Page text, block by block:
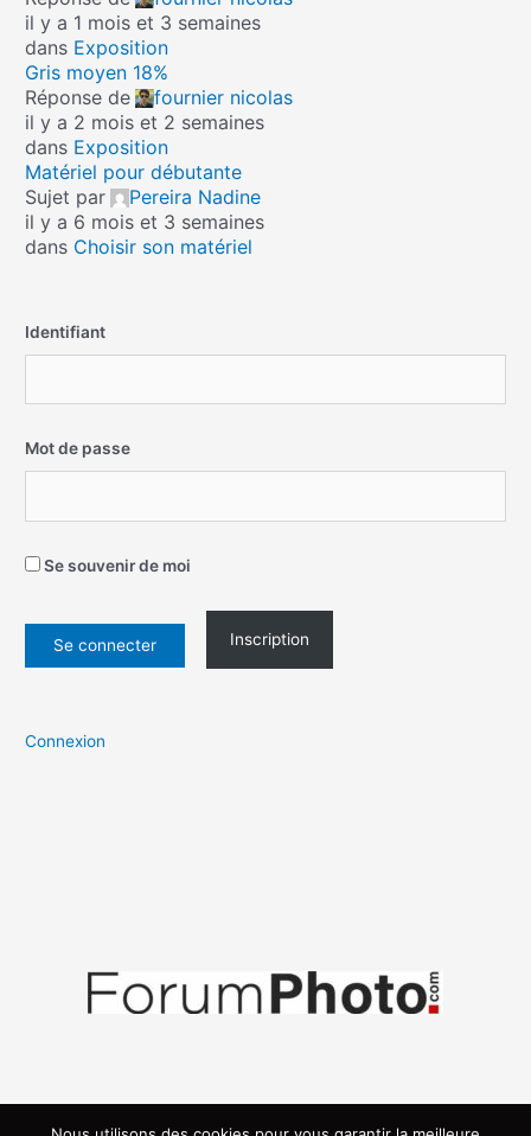
il y a 1 mois et 3 semaines
dans Exposition
Gris moyen 18%
Réponse de
fournier nicolas
il y a 2 mois et 2 semaines
dans Exposition
Matériel pour débutante
Sujet par
Pereira Nadine
il y a 6 mois et 3 semaines
dans Choisir son matériel
Identifiant
Mot de passe
Se souvenir de moi
Inscription
Connexion